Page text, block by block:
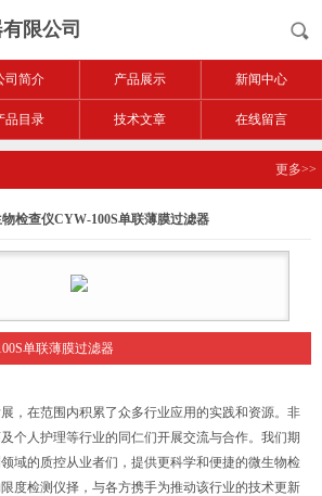
限公司
司简介 产品展示 新闻中心
品目录 技术文章 在线留言
更多>>
检查仪CYW-100S单联薄膜过滤器
单联薄膜过滤器
，在范围内积累了众多行业应用的实践和资源。非
个人护理等行业的同仁们开展交流与合作。我们期
域的质控从业者们，提供更科学和便捷的微生物检
度检测仪​择，与各方携手为推动该行业的技术更新